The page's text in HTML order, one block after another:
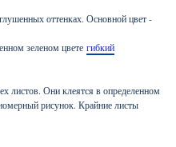
оттенках. Основной цвет -
зеленом цвете гибкий
листов. Они клеятся в определенном
рисунок. Крайние листы